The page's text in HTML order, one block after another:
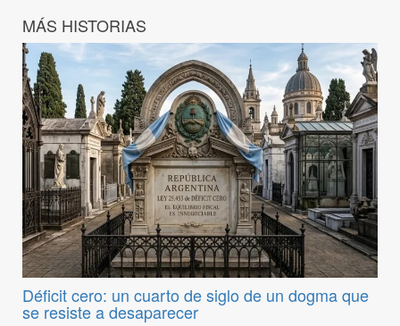
MÁS HISTORIAS
Déficit cero: un cuarto de siglo de un dogma que
se resiste a desaparecer